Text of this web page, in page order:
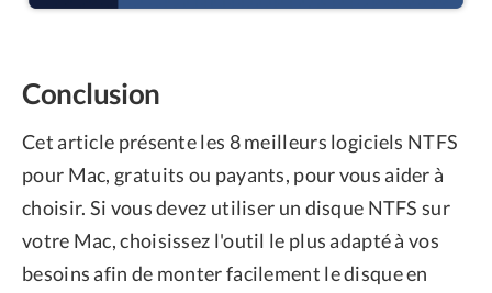
Conclusion
Cet article présente les 8 meilleurs logiciels NTFS
pour Mac, gratuits ou payants, pour vous aider à
choisir. Si vous devez utiliser un disque NTFS sur
votre Mac, choisissez l'outil le plus adapté à vos
besoins afin de monter facilement le disque en